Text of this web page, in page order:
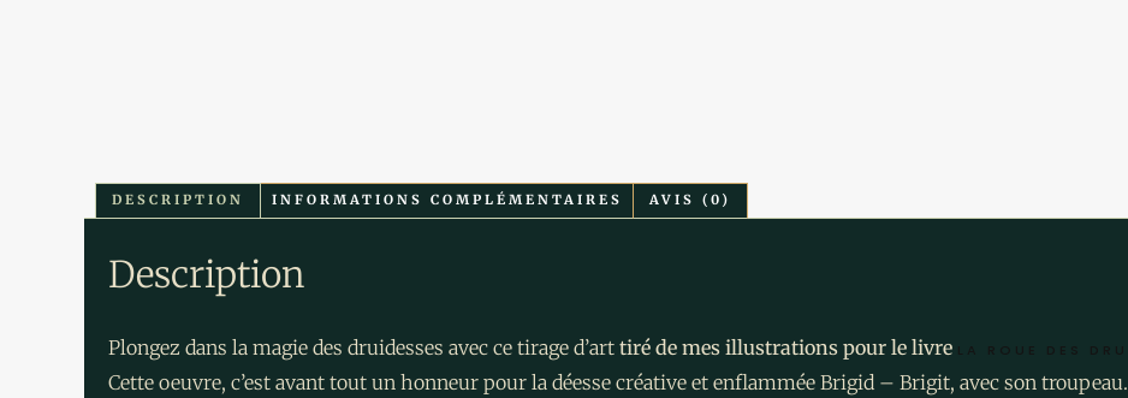
DESCRIPTION INFORMATIONS COMPLÉMENTAIRES AVIS (0)
Description
Plongez dans la magie des druidesses avec ce tirage d’art tiré de mes illustrations pour le livre
Cette oeuvre, c’est avant tout un honneur pour la déesse créative et enflammée Brigid – Brigit, avec son troupeau.